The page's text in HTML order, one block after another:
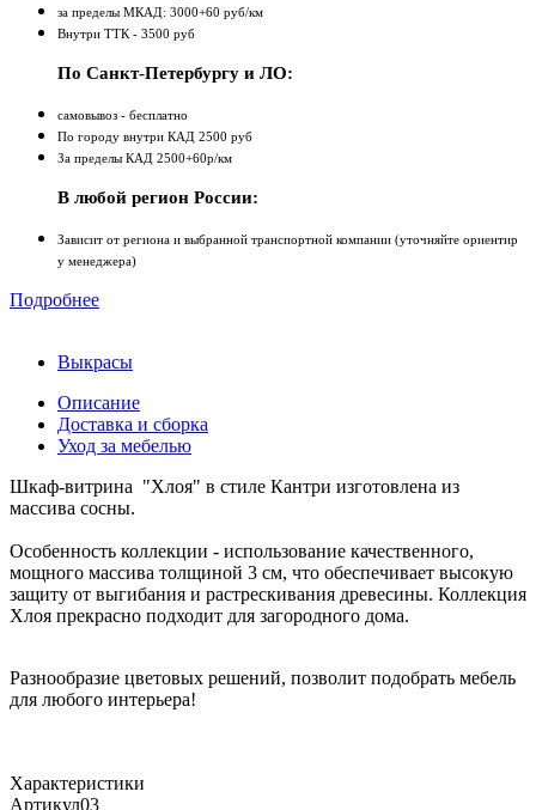
за пределы МКАД: 3000+60 руб/км
Внутри ТТК - 3500 руб
По Санкт-Петербургу и ЛО:
самовывоз - бесплатно
По городу внутри КАД 2500 руб
За пределы КАД 2500+60р/км
В любой регион России:
Зависит от региона и выбранной транспортной компании (уточняйте ориентир
у менеджера)
Подробнее
Выкрасы
Описание
Доставка и сборка
Уход за мебелью
Шкаф-витрина "Хлоя" в стиле Кантри изготовлена из
массива сосны.
Особенность коллекции - использование качественного,
мощного массива толщиной 3 см, что обеспечивает высокую
защиту от выгибания и растрескивания древесины. Коллекция
Хлоя прекрасно подходит для загородного дома.
Разнообразие цветовых решений, позволит подобрать мебель
для любого интерьера!
Характеристики
Артикул03